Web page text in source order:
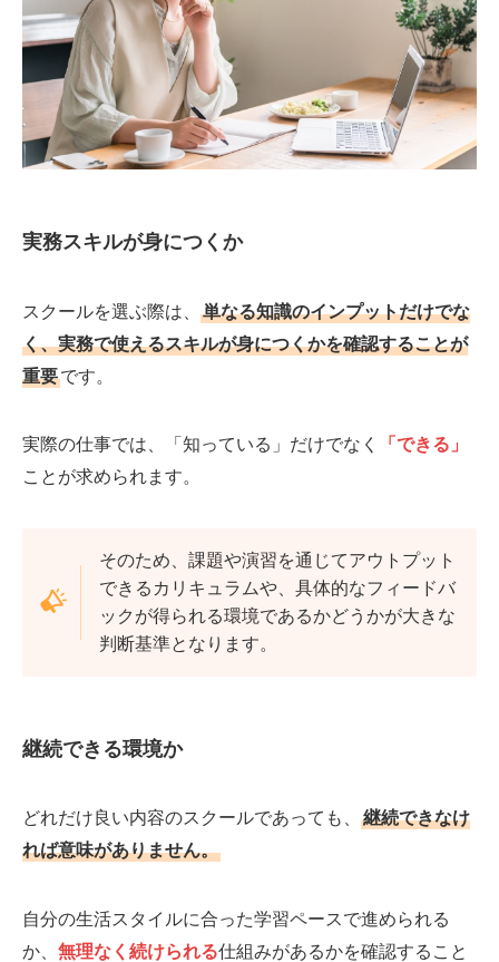
実務スキルが身につくか
スクールを選ぶ際は、
単なる知識のインプットだけでな
く、実務で使えるスキルが身につくかを確認することが
重要です。
実際の仕事では、「知っている」だけでなく
「できる」
ことが求められます。
そのため、課題や演習を通じてアウトプット
できるカリキュラムや、具体的なフィードバ
ックが得られる環境であるかどうかが大きな
判断基準となります。
継続できる環境か
どれだけ良い内容のスクールであっても、
継続できなけ
れば意味がありません。
自分の生活スタイルに合った学習ペースで進められる
か、 無理なく続けられる仕組みがあるかを確認すること